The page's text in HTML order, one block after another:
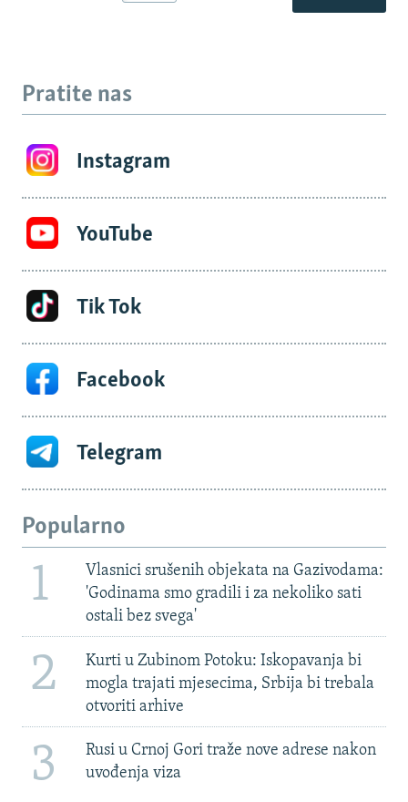
Pratite nas
Instagram
YouTube
Tik Tok
Facebook
Telegram
Popularno
1
Vlasnici srušenih objekata na Gazivodama:
'Godinama smo gradili i za nekoliko sati
ostali bez svega'
2
Kurti u Zubinom Potoku: Iskopavanja bi
mogla trajati mjesecima, Srbija bi trebala
otvoriti arhive
3
Rusi u Crnoj Gori traže nove adrese nakon
uvođenja viza